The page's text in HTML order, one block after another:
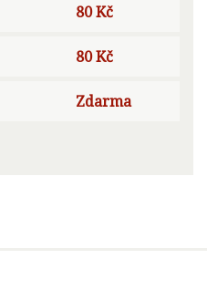
80 Kč
80 Kč
Zdarma